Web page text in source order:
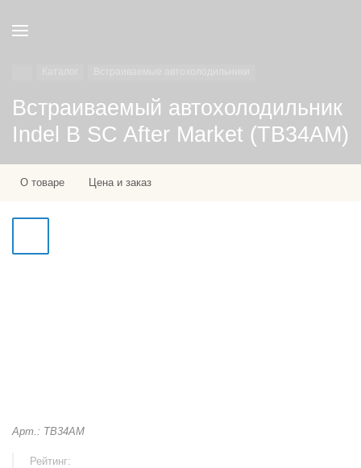
Встраиваемый автохолодильник
Indel B SC After Market (TB34AM)
О товаре Цена и заказ
Арт.: TB34AM
Рейтинг: